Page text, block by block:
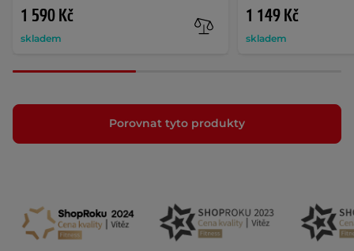
1 590 Kč
skladem
1 149 Kč
skladem
Porovnat tyto produkty